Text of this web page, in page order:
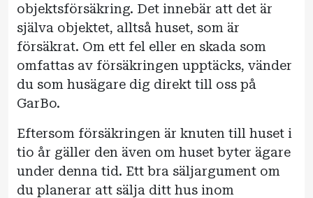
objektsförsäkring. Det innebär att det är
själva objektet, alltså huset, som är
försäkrat. Om ett fel eller en skada som
omfattas av försäkringen upptäcks, vänder
du som husägare dig direkt till oss på
GarBo.
Eftersom försäkringen är knuten till huset i
tio år gäller den även om huset byter ägare
under denna tid. Ett bra säljargument om
du planerar att sälja ditt hus inom